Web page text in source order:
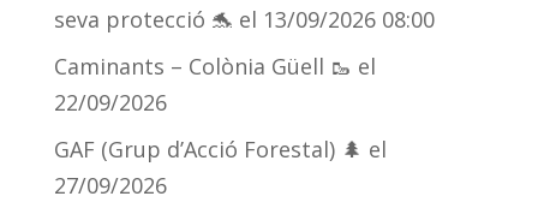
seva protecció 🐬 el 13/09/2026 08:00
Caminants – Colònia Güell 🥾 el
22/09/2026
GAF (Grup d’Acció Forestal) 🌲 el
27/09/2026